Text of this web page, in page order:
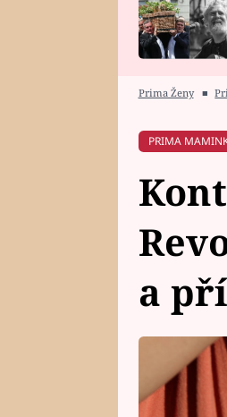
HOROSKOP NA
Prima Ženy ■
PRIMA
a